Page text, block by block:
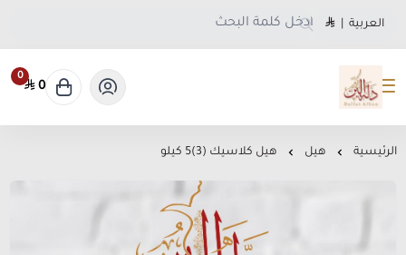
العربية
متجر دلة البن
0
0
الرئيسية هيل هيل كلاسيك (3)5 كيلو